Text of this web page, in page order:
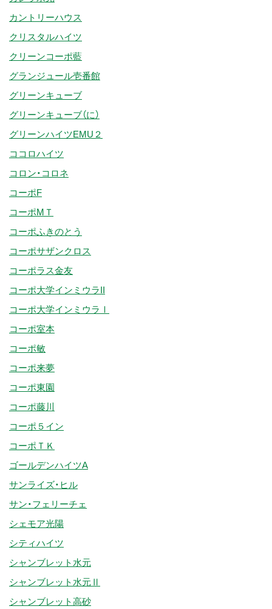
カントリーハウス
クリスタルハイツ
クリーンコーポ藍
グランジュール壱番館
グリーンキューブ
グリーンキューブ（に）
グリーンハイツEMU２
ココロハイツ
コロン・コロネ
コーポF
コーポMＴ
コーポふきのとう
コーポサザンクロス
コーポラス金友
コーポ大学インミウラII
コーポ大学インミウラⅠ
コーポ室本
コーポ敏
コーポ来夢
コーポ東園
コーポ藤川
コーポ５イン
コーポＴＫ
ゴールデンハイツA
サンライズ・ヒル
サン・フェリーチェ
シェモア光陽
シティハイツ
シャンブレット水元
シャンブレット水元Ⅱ
シャンブレット高砂